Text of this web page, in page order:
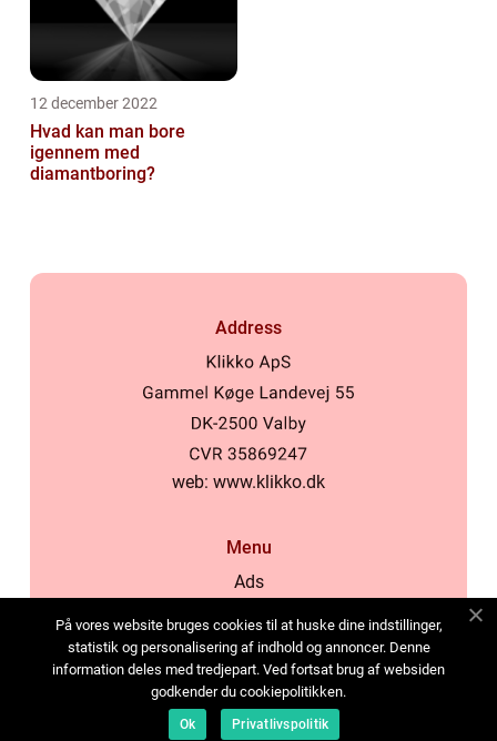
12 december 2022
Hvad kan man bore
igennem med
diamantboring?
Address
web: www.klikko.dk
Menu
Ads
Cookies
Contact
Sitemap
På vores website bruges cookies til at huske dine indstillinger,
statistik og personalisering af indhold og annoncer. Denne
information deles med tredjepart. Ved fortsat brug af websiden
godkender du cookiepolitikken.
Ok Privatlivspolitik